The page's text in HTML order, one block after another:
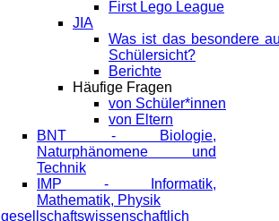
First Lego League
JIA
Was ist das besondere
Schülersicht?
Berichte
Häufige Fragen
von Schüler*innen
von Eltern
BNT - Biologie,
Naturphänomene und
Technik
IMP - Informatik,
Mathematik, Physik
gesellschaftswissenschaftlich